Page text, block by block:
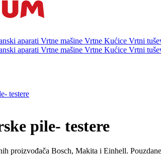
aparati Vrtne mašine Vrtne Kućice Vrtni
aparati Vrtne mašine Vrtne Kućice Vrtni
testere
pile- testere
proizvođača Bosch, Makita i Einhell.